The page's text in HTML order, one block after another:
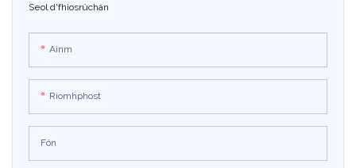
Seol d'fhiosrúchán
Ainm
Ríomhphost
Fón
teaghlaigh nó clós súgartha
gníomhaíochtaí ildaite